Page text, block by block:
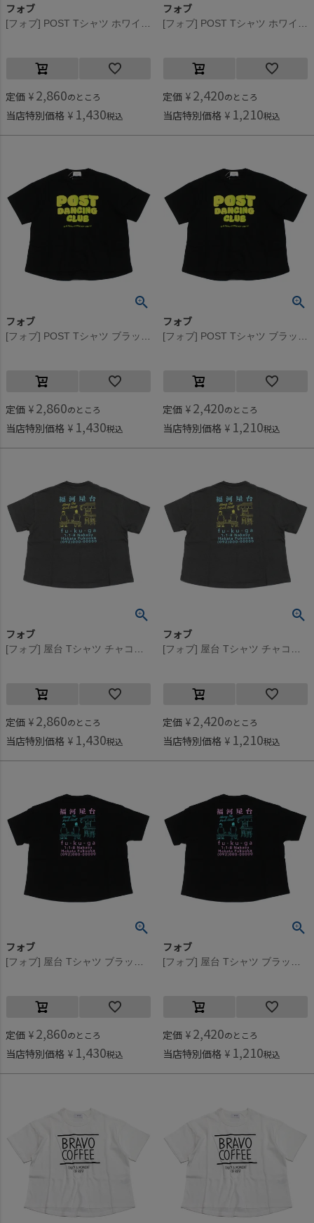
フォブ
定価 ¥ 2,860のところ
当店特別価格 ¥ 1,430税込
フォブ
定価 ¥ 2,420のところ
当店特別価格 ¥ 1,210税込
フォブ
定価 ¥ 2,860のところ
当店特別価格 ¥ 1,430税込
フォブ
定価 ¥ 2,420のところ
当店特別価格 ¥ 1,210税込
フォブ
定価 ¥ 2,860のところ
当店特別価格 ¥ 1,430税込
フォブ
定価 ¥ 2,420のところ
当店特別価格 ¥ 1,210税込
フォブ
定価 ¥ 2,860のところ
当店特別価格 ¥ 1,430税込
フォブ
定価 ¥ 2,420のところ
当店特別価格 ¥ 1,210税込